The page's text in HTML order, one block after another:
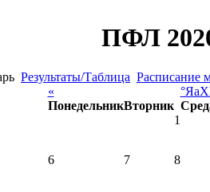
ПФЛ
Результаты/Таблица Расписание
«
ПонедельникВторник
1
6 7 8